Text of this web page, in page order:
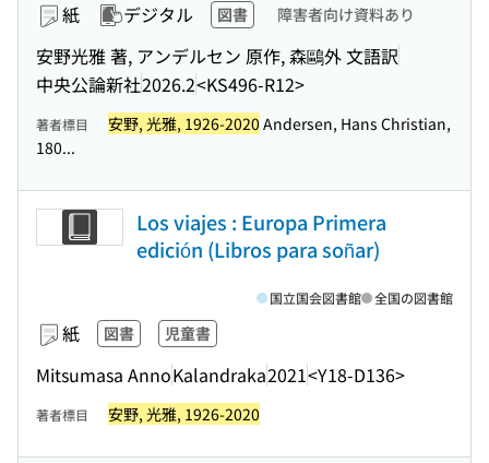
紙 デジタル 図書 障害者向け資料あり
安野光雅 著, アンデルセン 原作, 森鷗外 文語訳
中央公論新社2026.2<KS496-R12>
著者標目 安野, 光雅, 1926-2020 Andersen, Hans Christian,
180...
Los viajes : Europa Primera
edición (Libros para soñar)
紙 図書 児童書
Mitsumasa AnnoKalandraka2021<Y18-D136>
国立国会図書館 全国の図書館
著者標目 安野, 光雅, 1926-2020